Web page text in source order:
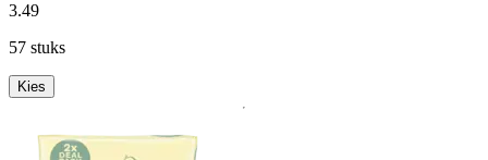
3.49
57 stuks
Kies